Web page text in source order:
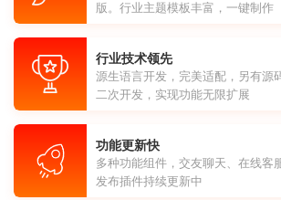
版。行业主题模板丰富，一键制作
行业技术领先
源生语言开发，完美适配，另有源
二次开发，实现功能无限扩展
功能更新快
多种功能组件，交友聊天、在线客
发布插件持续更新中